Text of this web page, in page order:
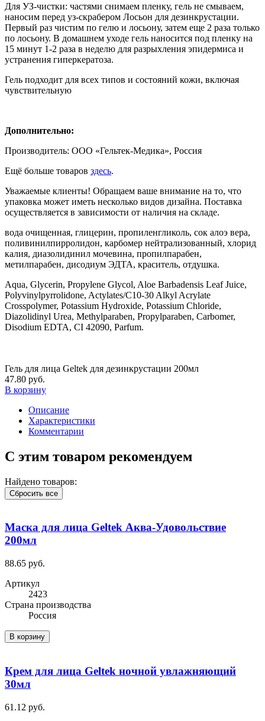
Для УЗ-чистки: частями снимаем пленку, гель не смываем,
наносим перед уз-скрабером Лосьон для дезинкрустации.
Первый раз чистим по гелю и лосьону, затем еще 2 раза только
по лосьону. В домашнем уходе гель наносится под пленку на
15 минут 1-2 раза в неделю для разрыхления эпидермиса и
устранения гиперкератоза.
Гель подходит для всех типов и состояний кожи, включая
чувствительную
Дополнительно:
Производитель: ООО «Гельтек-Медика», Россия
Ещё больше товаров здесь.
Уважаемые клиенты! Обращаем ваше внимание на то, что
упаковка может иметь несколько видов дизайна. Поставка
осуществляется в зависимости от наличия на складе.
вода очищенная, глицерин, пропиленгликоль, сок алоэ вера,
поливинилпирролидон, карбомер нейтрализованный, хлорид
калия, диазолидинил мочевина, пропилпарабен,
метилпарабен, дисодиум ЭДТА, краситель, отдушка.
Aqua, Glycerin, Propylene Glycol, Aloe Barbadensis Leaf Juice,
Polyvinylpyrrolidone, Actylates/C10-30 Alkyl Acrylate
Crosspolymer, Potassium Hydroxide, Potassium Chloride,
Diazolidinyl Urea, Methylparaben, Propylparaben, Carbomer,
Disodium EDTA, CI 42090, Parfum.
Гель для лица Geltek для дезинкрустации 200мл
47.80 руб.
В корзину
Описание
Характеристики
Комментарии
С этим товаром рекомендуем
Найдено товаров:
Сбросить все
Маска для лица Geltek Аква-Удовольствие
200мл
88.65 руб.
Артикул
2423
Cтрана производства
Россия
В корзину
Крем для лица Geltek ночной увлажняющий
30мл
61.12 руб.